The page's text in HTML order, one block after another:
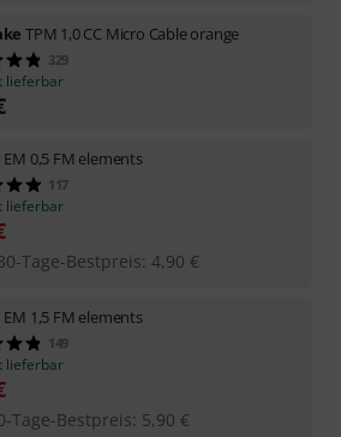
TPM 1,0 CC Micro Cable orange
329
lieferbar
EM 0,5 FM elements
117
lieferbar
Tage-Bestpreis: 4,90 €
EM 1,5 FM elements
149
lieferbar
Tage-Bestpreis: 5,90 €